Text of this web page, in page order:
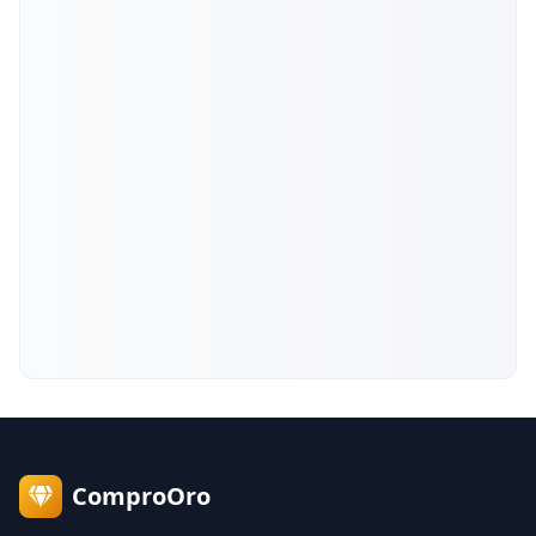
ComproOro